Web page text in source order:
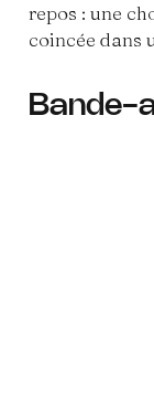
repos : une
coincée dans
Bande-